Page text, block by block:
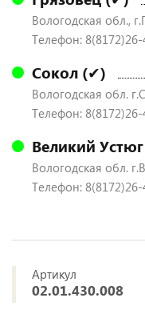
Вологодская обл.,
Телефон:
Сокол (✔)
Вологодская обл.
Телефон:
Великий
Вологодская обл.
Телефон:
Артикул
02.01.430.008